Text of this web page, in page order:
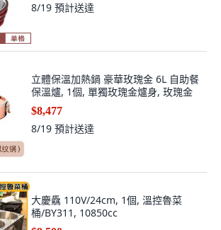
8/19 預計送達
立體保溫加熱鍋 豪華玫瑰金 6L 自助餐
保溫爐, 1個, 單獨玫瑰金爐身, 玫瑰金
$8,477
8/19 預計送達
大慶驫 110V/24cm, 1個, 溫控魯菜
桶/BY311, 10850cc